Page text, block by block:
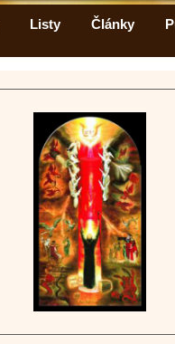
Listy Články